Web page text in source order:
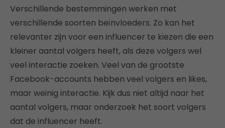
Verschillende bestemmingen werken met
verschillende soorten beïnvloeders. Zo kan het
relevanter zijn voor een influencer te kiezen die een
kleiner aantal volgers heeft, als deze volgers wel
veel interactie zoeken. Veel van de grootste
Facebook-accounts hebben veel volgers en likes,
maar weinig interactie. Kijk dus niet altijd naar het
aantal volgers, maar onderzoek het soort volgers
dat de influencer heeft.